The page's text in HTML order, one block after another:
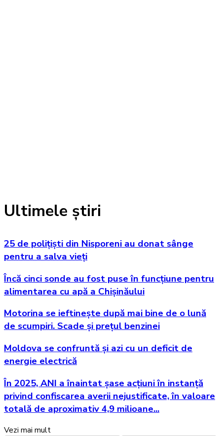
Ultimele știri
25 de polițiști din Nisporeni au donat sânge
pentru a salva vieți
Încă cinci sonde au fost puse în funcțiune pentru
alimentarea cu apă a Chișinăului
Motorina se ieftinește după mai bine de o lună
de scumpiri. Scade și prețul benzinei
Moldova se confruntă și azi cu un deficit de
energie electrică
În 2025, ANI a înaintat șase acțiuni în instanță
privind confiscarea averii nejustificate, în valoare
totală de aproximativ 4,9 milioane...
Vezi mai mult